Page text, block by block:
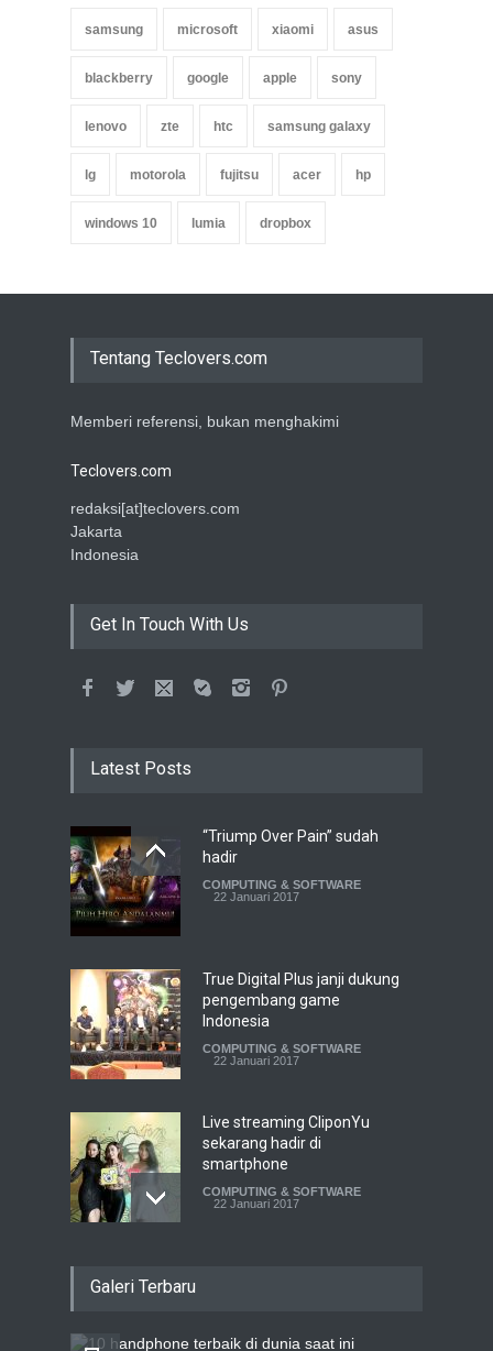
samsung microsoft xiaomi asus
blackberry google apple sony
lenovo zte htc samsung galaxy
lg motorola fujitsu acer hp
windows 10 lumia dropbox
Tentang Teclovers.com
Memberi referensi, bukan menghakimi
Teclovers.com
redaksi[at]teclovers.com
Jakarta
Indonesia
Get In Touch With Us
Latest Posts
“Triump Over Pain” sudah
hadir
COMPUTING & SOFTWARE
22 Januari 2017
True Digital Plus janji dukung
pengembang game
Indonesia
COMPUTING & SOFTWARE
22 Januari 2017
Live streaming CliponYu
sekarang hadir di
smartphone
COMPUTING & SOFTWARE
22 Januari 2017
Galeri Terbaru